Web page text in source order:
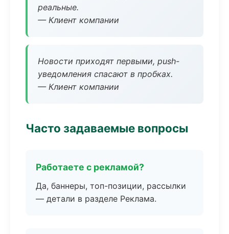
реальные.
— Клиент компании
Новости приходят первыми, push-
уведомления спасают в пробках.
— Клиент компании
Часто задаваемые вопросы
Работаете с рекламой?
Да, баннеры, топ-позиции, рассылки
— детали в разделе Реклама.